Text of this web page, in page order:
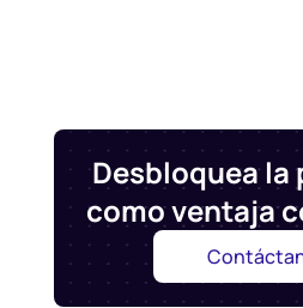
Desbloquea la
como ventaja